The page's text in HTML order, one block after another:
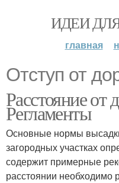
ИДЕИ
главная
Отступ от
Расстояние от
Регламенты
Основные нормы
загородных участках
содержит примерные
расстоянии необходимо